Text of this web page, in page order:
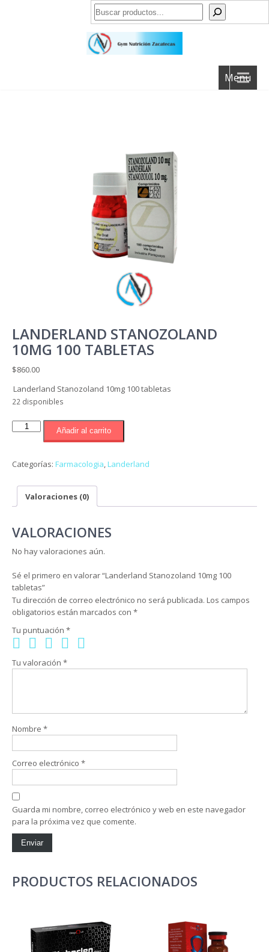
Buscar
Menu
LANDERLAND STANOZOLAND
10MG 100 TABLETAS
$860.00
Landerland Stanozoland 10mg 100 tabletas
22 disponibles
Landerland
Stanozoland
100
cantidad
Añadir al carrito
Categorías: Farmacologia,Landerland
Valoraciones (0)
VALORACIONES
No hay valoraciones aún.
Sé el primero en valorar “Landerland Stanozoland 10mg 100
tabletas”
Tu dirección de correo electrónico no será publicada. Los campos
obligatorios están marcados con *
Tu puntuación *
Tu valoración *
Nombre *
Correo electrónico *
Guarda mi nombre, correo electrónico y web en este navegador
para la próxima vez que comente.
PRODUCTOS RELACIONADOS